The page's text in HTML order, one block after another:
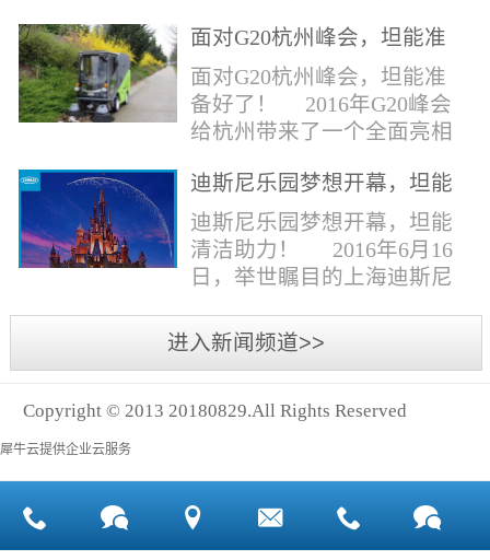
染，花岗石的种类根据石英,
同。清洁公司花岗石晶面处
理技术方案有如下要点：
一、清洁设备、工具石材翻
新机、石材晶面处理机、吸
水吸尘器、吹风机、花岗
石...
洋塑料垃圾对英国海洋生物
所带来的影响。他们发现至
少有30个海滩存在塑料污染
的情况。 该组织发动当地
动中，希望以此提高公众对
理想中，大海...
面对G20杭州峰会，坦能准
备好了！
面对G20杭州峰会，坦能准
备好了！ 2016年G20峰会
给杭州带来了一个全面亮相
球国际组织和世界人民检阅
的一次大考。多国元首齐聚
杭州，在欣赏美丽西湖景色
的同事，第一印象就是杭州
览城是本次峰会举办的核心
区域，主要囊括了奥体中
心、国际博览中心、超高层
双塔酒店和地铁上盖物业，
迪斯尼乐园梦想开幕，坦能
清洁助力！
迪斯尼乐园梦想开幕，坦能
清洁助力！ 2016年6月16
日，举世瞩目的上海迪斯尼
奇想花园、探险岛、宝藏
湾、明日世界和梦幻世界，
开神秘面纱。根据迪斯尼官
球接待人数最多的迪斯尼乐
园！ 位于浦东新区川...
进入新闻频道>>
Copyright © 2013 20180829.All Rights Reserved
犀牛云提供企业云服务